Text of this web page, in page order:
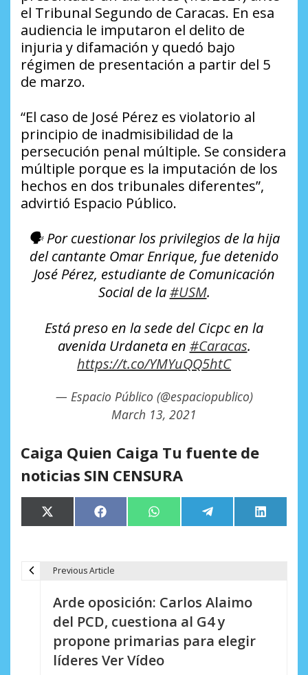
el Tribunal Segundo de Caracas. En esa
audiencia le imputaron el delito de
injuria y difamación y quedó bajo
régimen de presentación a partir del 5
de marzo.
“El caso de José Pérez es violatorio al
principio de inadmisibilidad de la
persecución penal múltiple. Se considera
múltiple porque es la imputación de los
hechos en dos tribunales diferentes”,
advirtió Espacio Público.
🗣️ Por cuestionar los privilegios de la hija
del cantante Omar Enrique, fue detenido
José Pérez, estudiante de Comunicación
Social de la#USM.
Está preso en la sede del Cicpc en la
avenida Urdaneta en #Caracas.
https://t.co/YMYuQQ5htC
— Espacio Público (@espaciopublico)
March 13, 2021
Caiga Quien Caiga Tu fuente de
noticias SIN CENSURA
Compartir
en
X
(Twitter)
Compartir
en
Facebook Compartir
en
WhatsApp Compartir
en
Telegram
en
LinkedIn
Previous Article
Arde oposición: Carlos Alaimo
del PCD, cuestiona al G4 y
propone primarias para elegir
líderes Ver Vídeo